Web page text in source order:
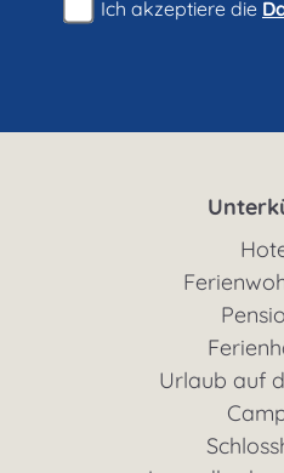
Ich akzeptiere die
Urlaub auf